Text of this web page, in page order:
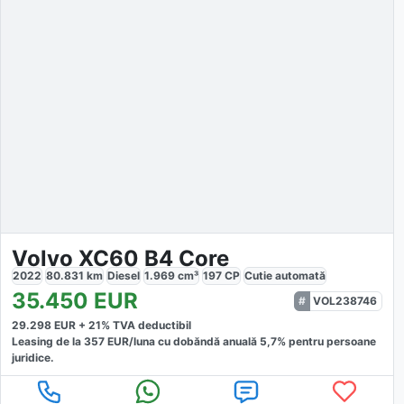
Volvo XC60 B4 Core
2022 80.831 km Diesel 1.969 cm³ 197 CP Cutie automată
35.450 EUR
VOL238746
29.298 EUR + 21% TVA deductibil
Leasing de la 357 EUR/luna cu dobăndă anuală 5,7% pentru persoane
juridice.